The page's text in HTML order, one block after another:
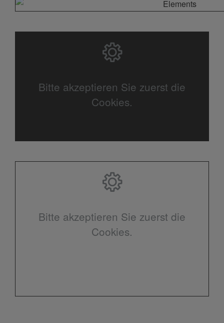
Bitte akzeptieren Sie zuerst die
Cookies.
Bitte akzeptieren Sie zuerst die
Cookies.